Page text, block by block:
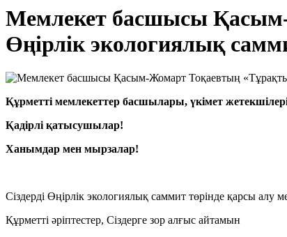
Мемлекет басшысы Қасым-
Өңірлік экологиялық
Құрметті мемлекеттер басшылары, үкімет
Қадірлі қатысушылар!
Ханымдар мен мырзалар!
Сіздерді Өңірлік экологиялық саммит төрінде қарсы
Құрметті әріптестер, Сіздерге зор алғыс айтамын